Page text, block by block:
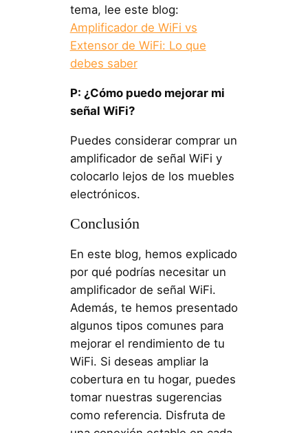
tema, lee este blog:
Amplificador de WiFi vs
Extensor de WiFi: Lo que
debes saber
P: ¿Cómo puedo mejorar mi
señal WiFi?
Puedes considerar comprar un
amplificador de señal WiFi y
colocarlo lejos de los muebles
electrónicos.
Conclusión
En este blog, hemos explicado
por qué podrías necesitar un
amplificador de señal WiFi.
Además, te hemos presentado
algunos tipos comunes para
mejorar el rendimiento de tu
WiFi. Si deseas ampliar la
cobertura en tu hogar, puedes
tomar nuestras sugerencias
como referencia. Disfruta de